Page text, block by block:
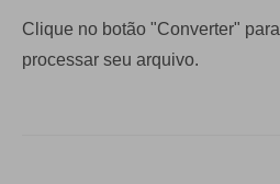
Clique no botão "Converter" para
processar seu arquivo.